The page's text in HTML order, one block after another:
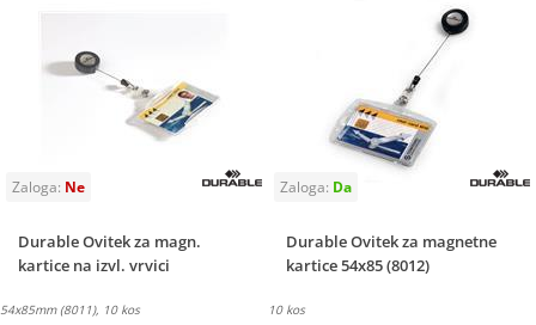
Durable Ovitek za magn.
kartice na izvl. vrvici
54x85mm (8011), 10 kos
Durable Ovitek za magnetne
kartice 54x85 (8012)
10 kos